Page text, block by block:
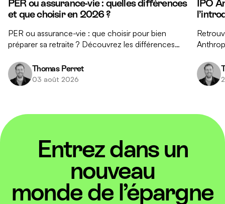
PER ou assurance-vie : quelles différences
et que choisir en 2026 ?
PER ou assurance-vie : que choisir pour bien
préparer sa retraite ? Découvrez les différences
pour faire le bon choix.
Thomas Perret
03 août 2026
IPO
Entrez dans un
nouveau
monde de l’épargne